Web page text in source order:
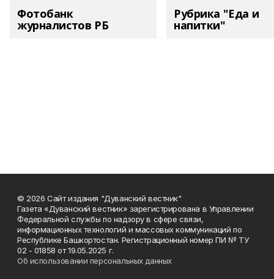
Фотобанк
журналистов РБ
Рубрика "Еда и
напитки"
© 2026 Сайт издания "Дуванский вестник"
Газета «Дуванский вестник» зарегистрирована в Управлении
Федеральной службы по надзору в сфере связи,
информационных технологий и массовых коммуникаций по
Республике Башкортостан. Регистрационный номер ПИ № ТУ
02 - 01858 от 19.05.2025 г.
Об использовании персональных данных